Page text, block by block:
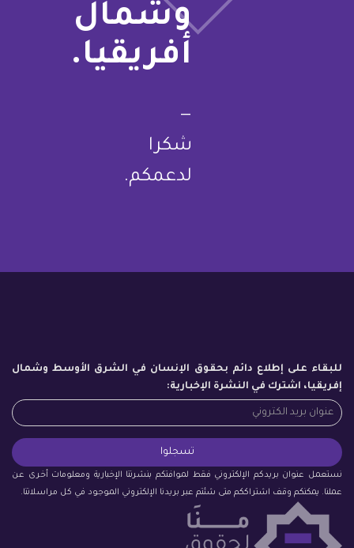
وشمال
أفريقيا.
—
شكرا
لدعمكم.
للبقاء على إطلاع دائم بحقوق الإنسان في الشرق الأوسط وشمال
إفريقيا، اشترك في النشرة الإخبارية:
نستعمل عنوان بريدكم الإلكتروني فقط لموافتكم بنشرتنا الإخبارية ومعلومات أخرى عن
عملنا. يمكنكم وقف اشتراككم متى شئتم عبر بريدنا الإلكتروني الموجود في كل مراسلاتنا.